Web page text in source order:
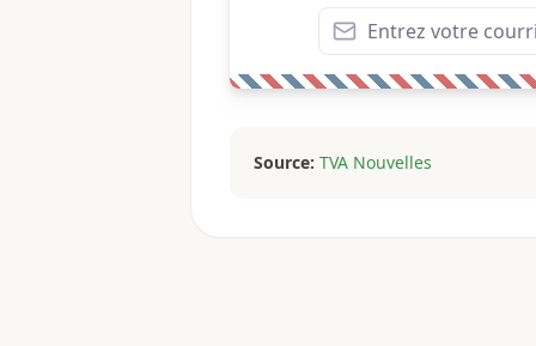
Source: TVA Nouvelles